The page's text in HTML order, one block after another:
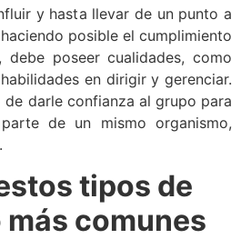
y hasta llevar de un punto a
posible el cumplimiento
debe poseer cualidades, como
en dirigir y gerenciar.
de darle confianza al grupo para
de un mismo organismo,
tipos de
comunes